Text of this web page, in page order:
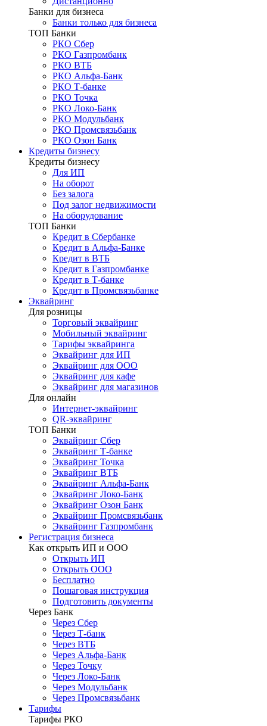
Банки для бизнеса
Банки только для бизнеса
ТОП Банки
РКО Сбер
РКО Газпромбанк
РКО ВТБ
РКО Альфа-Банк
РКО Т-банке
РКО Точка
РКО Локо-Банк
РКО Модульбанк
РКО Промсвязьбанк
РКО Озон Банк
Кредиты бизнесу
Кредиты бизнесу
Для ИП
На оборот
Без залога
Под залог недвижимости
На оборудование
ТОП Банки
Кредит в Сбербанке
Кредит в Альфа-Банке
Кредит в ВТБ
Кредит в Газпромбанке
Кредит в Т-банке
Кредит в Промсвязьбанке
Эквайринг
Для розницы
Торговый эквайринг
Мобильный эквайринг
Тарифы эквайринга
Эквайринг для ИП
Эквайринг для ООО
Эквайринг для кафе
Эквайринг для магазинов
Для онлайн
Интернет-эквайринг
QR-эквайринг
ТОП Банки
Эквайринг Сбер
Эквайринг Т-банке
Эквайринг Точка
Эквайринг ВТБ
Эквайринг Альфа-Банк
Эквайринг Локо-Банк
Эквайринг Озон Банк
Эквайринг Промсвязьбанк
Эквайринг Газпромбанк
Регистрация бизнеса
Как открыть ИП и ООО
Открыть ИП
Открыть ООО
Бесплатно
Пошаговая инструкция
Подготовить документы
Через Банк
Через Сбер
Через Т-банк
Через ВТБ
Через Альфа-Банк
Через Точку
Через Локо-Банк
Через Модульбанк
Через Промсвязьбанк
Тарифы
Тарифы РКО